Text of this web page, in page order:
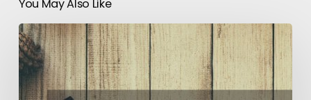
You May Also Like